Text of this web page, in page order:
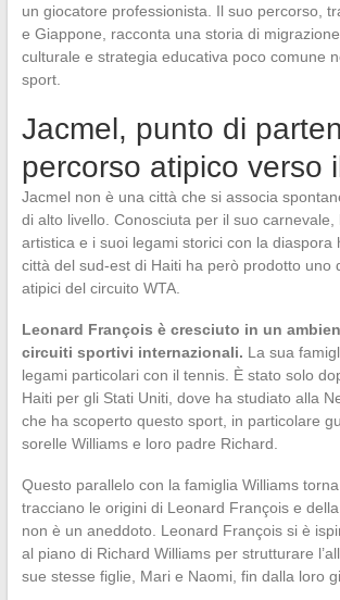
un giocatore professionista. Il suo percorso,
e Giappone, racconta una storia di
culturale e strategia educativa poco comune
sport.
Jacmel, punto di
percorso atipico verso
Jacmel non è una città che si associa
di alto livello. Conosciuta per il suo carnevale,
artistica e i suoi legami storici con la diaspora
città del sud-est di Haiti ha però prodotto uno
atipici del circuito WTA.
Leonard François è cresciuto in un
circuiti sportivi internazionali. La sua
legami particolari con il tennis. È stato solo
Haiti per gli Stati Uniti, dove ha studiato alla
che ha scoperto questo sport, in particolare
sorelle Williams e loro padre Richard.
Questo parallelo con la famiglia Williams
tracciano le origini di Leonard François e
non è un aneddoto. Leonard François si è
al piano di Richard Williams per strutturare
sue stesse figlie, Mari e Naomi, fin dalla loro